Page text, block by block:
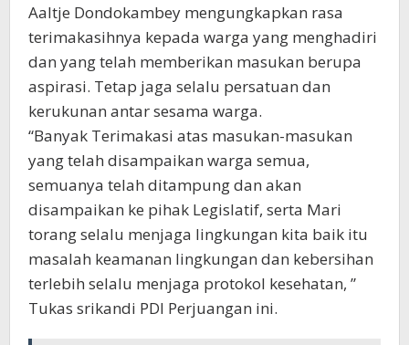
Aaltje Dondokambey mengungkapkan rasa
terimakasihnya kepada warga yang menghadiri
dan yang telah memberikan masukan berupa
aspirasi. Tetap jaga selalu persatuan dan
kerukunan antar sesama warga.
“Banyak Terimakasi atas masukan-masukan
yang telah disampaikan warga semua,
semuanya telah ditampung dan akan
disampaikan ke pihak Legislatif, serta Mari
torang selalu menjaga lingkungan kita baik itu
masalah keamanan lingkungan dan kebersihan
terlebih selalu menjaga protokol kesehatan, ”
Tukas srikandi PDI Perjuangan ini.